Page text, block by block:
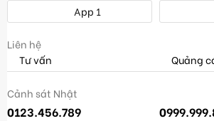
App 1
Liên hệ
Tư vấn
Quảng
Cảnh sát Nhật
0123.456.789